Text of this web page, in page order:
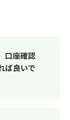
口座確認
ば良いで